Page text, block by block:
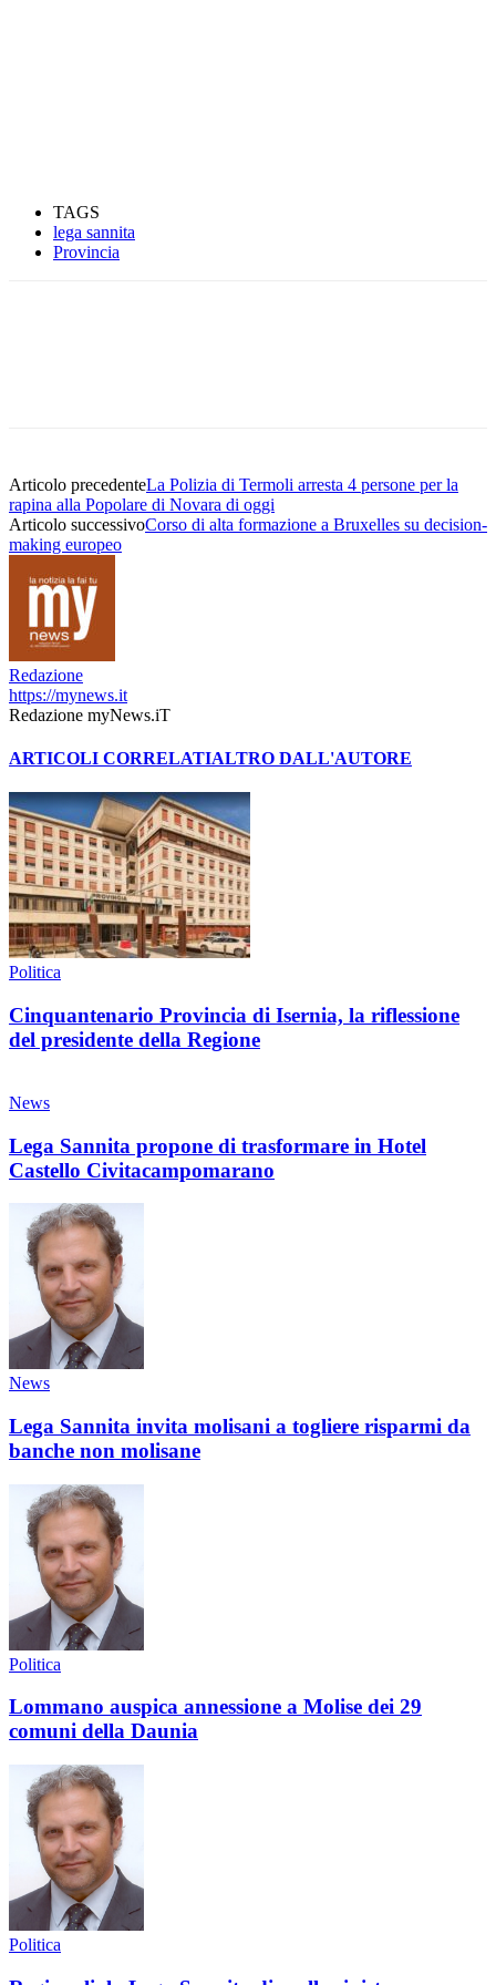
TAGS
lega sannita
Provincia
Articolo precedenteLa Polizia di Termoli arresta 4 persone per la
rapina alla Popolare di Novara di oggi
Articolo successivoCorso di alta formazione a Bruxelles su decision-
making europeo
Redazione
https://mynews.it
Redazione myNews.iT
ARTICOLI CORRELATIALTRO DALL'AUTORE
Politica
Cinquantenario Provincia di Isernia, la riflessione
del presidente della Regione
News
Lega Sannita propone di trasformare in Hotel
Castello Civitacampomarano
News
Lega Sannita invita molisani a togliere risparmi da
banche non molisane
Politica
Lommano auspica annessione a Molise dei 29
comuni della Daunia
Politica